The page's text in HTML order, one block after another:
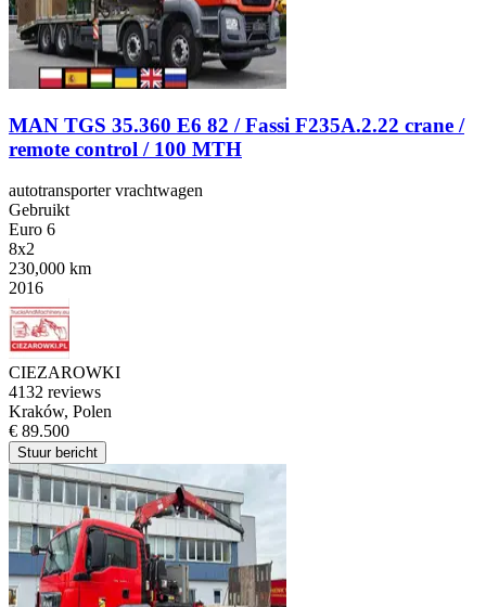
MAN TGS 35.360 E6 82 / Fassi F235A.2.22 crane /
remote control / 100 MTH
autotransporter vrachtwagen
Gebruikt
Euro 6
8x2
230,000 km
2016
CIEZAROWKI
4132 reviews
Kraków, Polen
€ 89.500
Stuur bericht